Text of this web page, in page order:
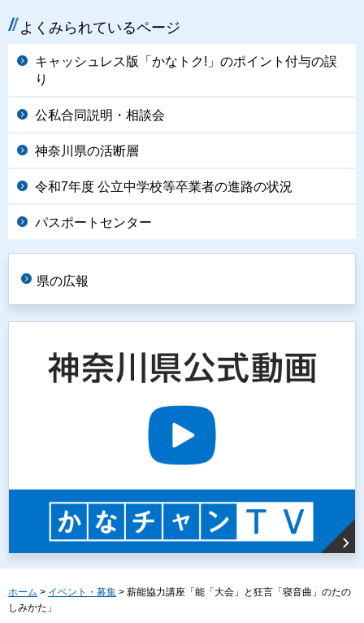
よくみられているページ
キャッシュレス版「かなトク!」のポイント付与の誤
り
公私合同説明・相談会
神奈川県の活断層
令和7年度 公立中学校等卒業者の進路の状況
パスポートセンター
県の広報
ホーム > イベント・募集 > 薪能協力講座「能「大会」と狂言「寝音曲」のたの
しみかた」